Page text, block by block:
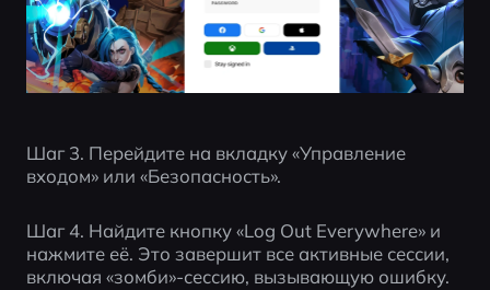
Шаг 3. Перейдите на вкладку «Управление
входом» или «Безопасность».
Шаг 4. Найдите кнопку «Log Out Everywhere» и
нажмите её. Это завершит все активные сессии,
включая «зомби»-сессию, вызывающую ошибку.